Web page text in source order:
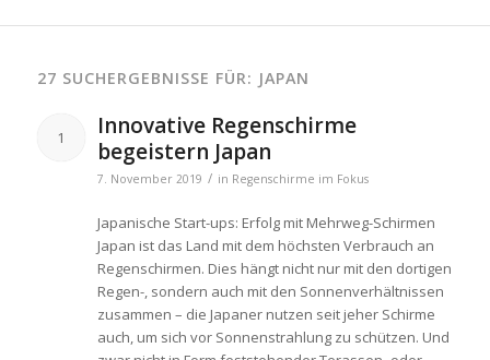
27 SUCHERGEBNISSE FÜR: JAPAN
1
Innovative Regenschirme
begeistern Japan
7. November 2019 / in Regenschirme im Fokus
Japanische Start-ups: Erfolg mit Mehrweg-Schirmen
Japan ist das Land mit dem höchsten Verbrauch an
Regenschirmen. Dies hängt nicht nur mit den dortigen
Regen-, sondern auch mit den Sonnenverhältnissen
zusammen – die Japaner nutzen seit jeher Schirme
auch, um sich vor Sonnenstrahlung zu schützen. Und